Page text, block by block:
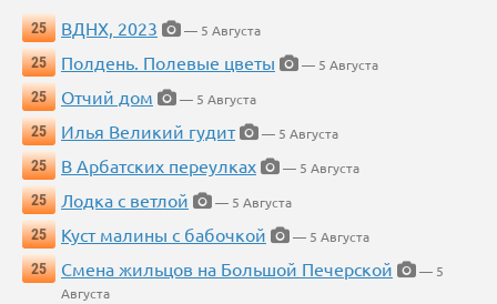
25 ВДНХ, 2023
— 5 Августа
25
Полдень. Полевые цветы
— 5 Августа
25
Отчий дом
— 5 Августа
25
Илья Великий гудит
— 5 Августа
25
В Арбатских переулках
— 5 Августа
25
Лодка с ветлой
— 5 Августа
25
Куст малины с бабочкой
— 5 Августа
25
Смена жильцов на Большой Печерской
— 5
Августа